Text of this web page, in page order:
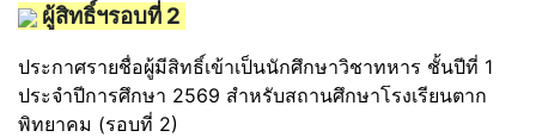
ผู้สิทธิ์ฯรอบที่ 2
ประกาศรายชื่อผู้มีสิทธิ์เข้าเป็นนักศึกษาวิชาทหาร ชั้นปีที่ 1
ประจำปีการศึกษา 2569 สำหรับสถานศึกษาโรงเรียนตาก
พิทยาคม (รอบที่ 2)